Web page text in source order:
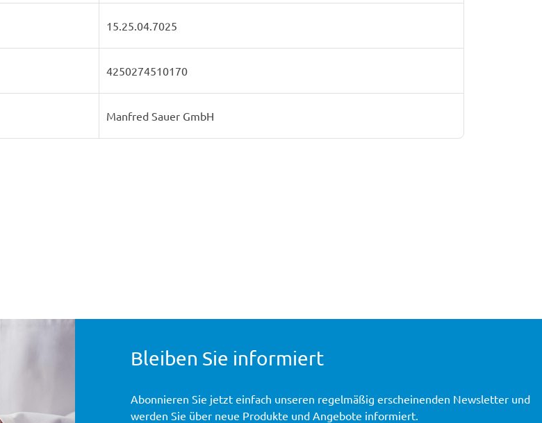
15.25.04.7025
4250274510170
Manfred Sauer GmbH
Bleiben Sie informiert
Abonnieren Sie jetzt einfach unseren regelmäßig erscheinenden Newsletter und
werden Sie über neue Produkte und Angebote informiert.